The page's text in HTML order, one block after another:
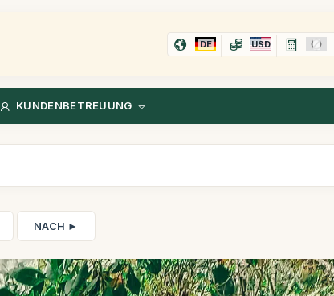
DE USD
KUNDENBETREUUNG
NACH ►